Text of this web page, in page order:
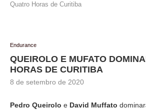
Quatro Horas de Curitiba
Endurance
QUEIROLO E MUFATO
HORAS DE CURITIBA
8 de setembro de 2020
Pedro Queirolo e David Muffato